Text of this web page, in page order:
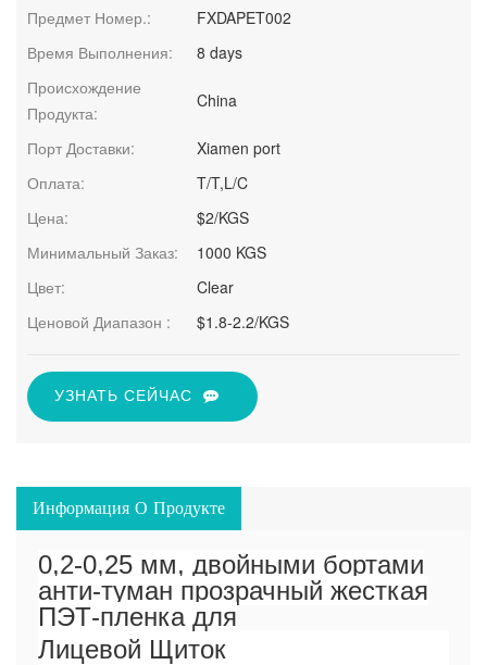
Предмет Номер.:
FXDAPET002
Время Выполнения:
8 days
Происхождение
Продукта:
China
Порт Доставки:
Xiamen port
Оплата:
T/T,L/C
Цена:
$2/KGS
Минимальный Заказ:
1000 KGS
Цвет:
Clear
Ценовой Диапазон :
$1.8-2.2/KGS
УЗНАТЬ СЕЙЧАС
Информация О Продукте
0,2-0,25 мм, двойными бортами
анти-туман прозрачный жесткая
ПЭТ-пленка для
Лицевой Щиток